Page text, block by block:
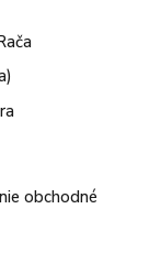
obchodné